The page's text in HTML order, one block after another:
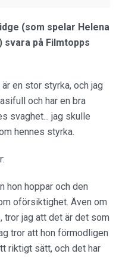
(som spelar Helena
svara på Filmtopps
en stor styrka, och jag
och har en bra
svaghet... jag skulle
hennes styrka.
hon hoppar och den
oförsiktighet. Även om
tror jag att det är det som
tror att hon förmodligen
riktigt sätt, och det har